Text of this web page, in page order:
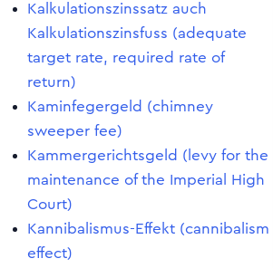
Kalkulationszinssatz auch
Kalkulationszinsfuss (adequate
target rate, required rate of
return)
Kaminfegergeld (chimney
sweeper fee)
Kammergerichtsgeld (levy for the
maintenance of the Imperial High
Court)
Kannibalismus-Effekt (cannibalism
effect)